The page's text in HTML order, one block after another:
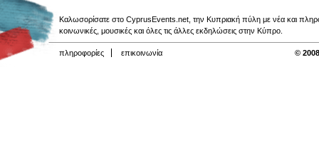
Καλωσορίσατε στο CyprusEvents.net, την Κυπριακή πύλη με νέα και
κοινωνικές, μουσικές και όλες τις άλλες εκδηλώσεις στην Κύπρο.
πληροφορίες επικοινωνία ©